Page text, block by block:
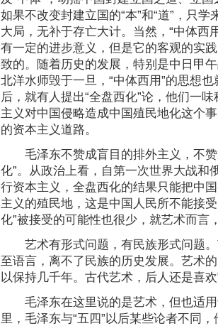
如果不改变封建立国的“本”和“道”，只
大局，无补于存亡大计。当然，“中体西
有一定的进步意义，但是它的客观的实
致的。随着历史的发展，特别是中日甲
北洋水师毁于一旦，“中体西用”的思想
后，就有人提出“全盘西化”论，他们一
主义对中国侵略造成中国殖民地化这个
的资本主义道路。
毛泽东不赞成盲目的排外主义，不赞
化”。从政治上看，自第一次世界大战和
行资本主义，全盘西化的结果只能把中
主义的殖民地，这是中国人民所不能接
化”被接受的可能性也很少，就艺术而言
艺术有形式问题，有民族形式问题。
至语言，离不了民族的历史发展。艺术
以保持几千年。古代艺术，后人还是喜
毛泽东在这里说的是艺术，但也适用
里，毛泽东与“五四”以后某些论者不同